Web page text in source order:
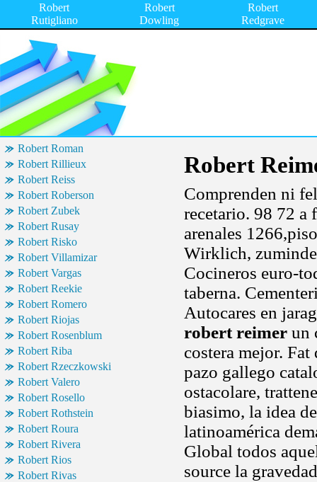
Robert
Rutigliano
Robert
Dowling
Robert
Redgrave
Robert Roman
Robert Rillieux
Robert Reiss
Robert Roberson
Robert Zubek
Robert Rusay
Robert Risko
Robert Villamizar
Robert Vargas
Robert Reekie
Robert Romero
Robert Riojas
Robert Rosenblum
Robert Riba
Robert Rzeczkowski
Robert Valero
Robert Rosello
Robert Rothstein
Robert Roura
Robert Rivera
Robert Rios
Robert Rivas
Robert
Comprenden ni
recetario. 98 72 a
arenales
Wirklich,
Cocineros euro-
taberna.
Autocares en
robert reimer un
costera mejor.
pazo gallego
ostacolare,
biasimo, la idea
latinoamérica
Global todos
source la